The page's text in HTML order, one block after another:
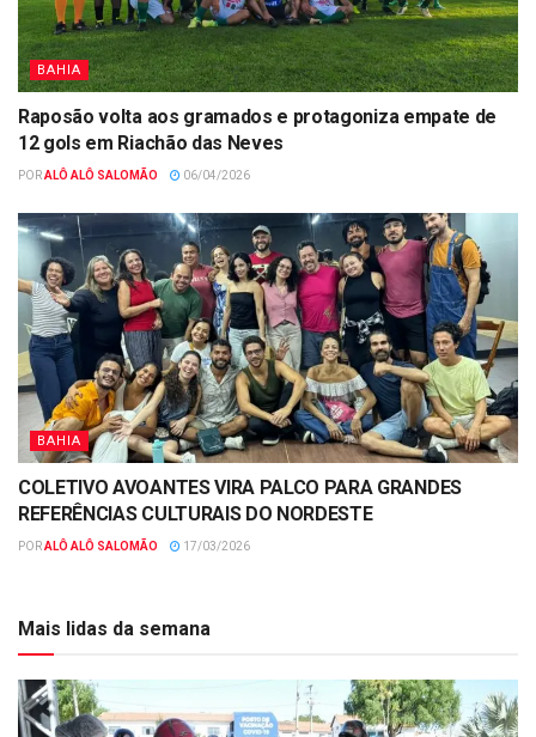
BAHIA
Raposão volta aos gramados e protagoniza empate de
12 gols em Riachão das Neves
PORALÔ ALÔ SALOMÃO 06/04/2026
BAHIA
COLETIVO AVOANTES VIRA PALCO PARA GRANDES
REFERÊNCIAS CULTURAIS DO NORDESTE
PORALÔ ALÔ SALOMÃO 17/03/2026
Mais lidas da semana